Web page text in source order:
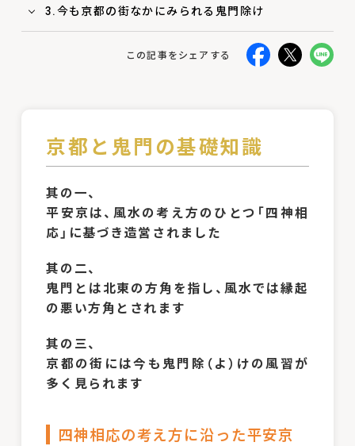
3.今も京都の街なかにみられる鬼門除け
この記事をシェアする
京都と鬼門の基礎知識
其の一、
平安京は、風水の考え方のひとつ「四神相
応」に基づき造営されました
其の二、
鬼門とは北東の方角を指し、風水では縁起
の悪い方角とされます
其の三、
京都の街には今も鬼門除（よ）けの風習が
多く見られます
四神相応の考え方に沿った平安京